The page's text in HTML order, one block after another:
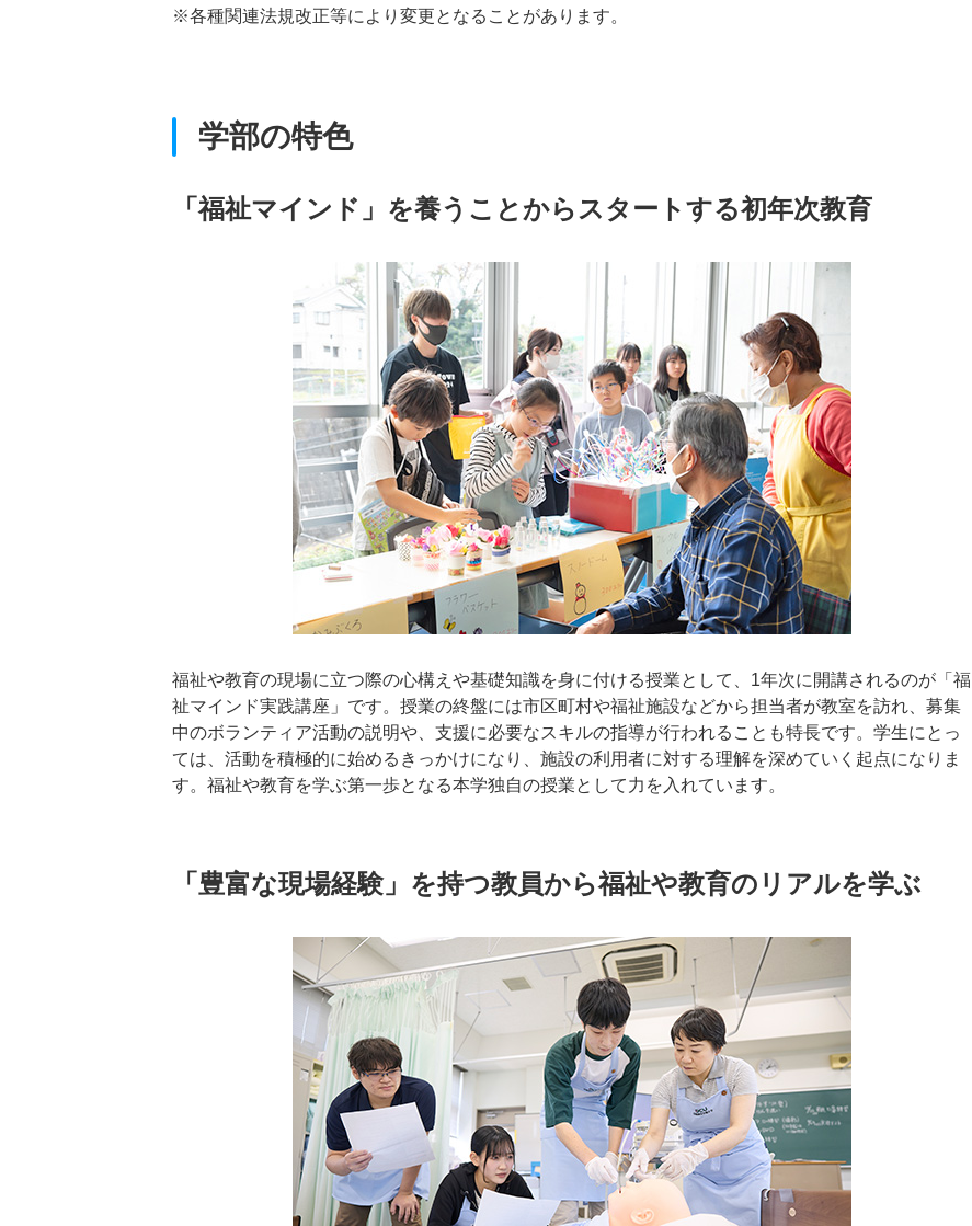
※各種関連法規改正等により変更となることがあります。
学部の特色
「福祉マインド」を養うことからスタートする初年次教育
福祉や教育の現場に立つ際の心構えや基礎知識を身に付ける授業として、1年次に開講されるのが「福
祉マインド実践講座」です。授業の終盤には市区町村や福祉施設などから担当者が教室を訪れ、募集
中のボランティア活動の説明や、支援に必要なスキルの指導が行われることも特長です。学生にとっ
ては、活動を積極的に始めるきっかけになり、施設の利用者に対する理解を深めていく起点になりま
す。福祉や教育を学ぶ第一歩となる本学独自の授業として力を入れています。
「豊富な現場経験」を持つ教員から福祉や教育のリアルを学ぶ